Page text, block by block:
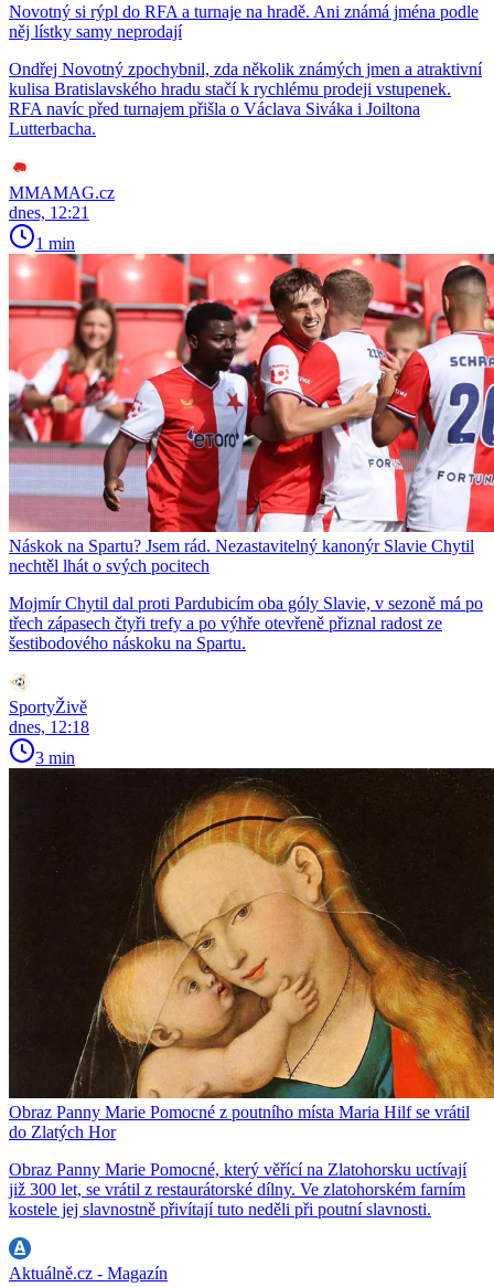
Novotný si rýpl do RFA a turnaje na hradě. Ani známá jména podle
něj lístky samy neprodají
Ondřej Novotný zpochybnil, zda několik známých jmen a atraktivní
kulisa Bratislavského hradu stačí k rychlému prodeji vstupenek.
RFA navíc před turnajem přišla o Václava Siváka i Joiltona
Lutterbacha.
MMAMAG.cz
dnes, 12:21
1 min
Náskok na Spartu? Jsem rád. Nezastavitelný kanonýr Slavie Chytil
nechtěl lhát o svých pocitech
Mojmír Chytil dal proti Pardubicím oba góly Slavie, v sezoně má po
třech zápasech čtyři trefy a po výhře otevřeně přiznal radost ze
šestibodového náskoku na Spartu.
SportyŽivě
dnes, 12:18
3 min
Obraz Panny Marie Pomocné z poutního místa Maria Hilf se vrátil
do Zlatých Hor
Obraz Panny Marie Pomocné, který věřící na Zlatohorsku uctívají
již 300 let, se vrátil z restaurátorské dílny. Ve zlatohorském farním
kostele jej slavnostně přivítají tuto neděli při poutní slavnosti.
Aktuálně.cz - Magazín